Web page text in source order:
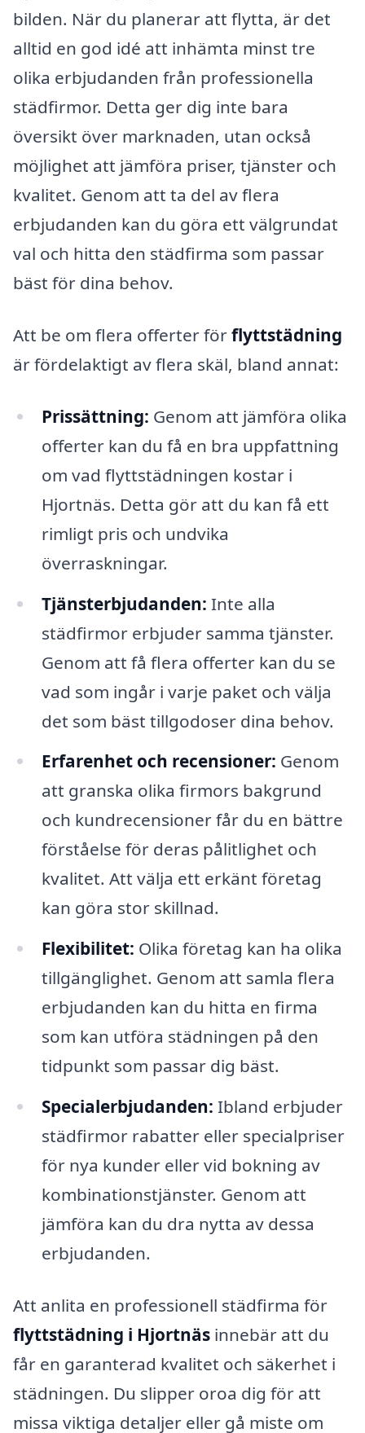
bilden. När du planerar att flytta, är det
alltid en god idé att inhämta minst tre
olika erbjudanden från professionella
städfirmor. Detta ger dig inte bara
översikt över marknaden, utan också
möjlighet att jämföra priser, tjänster och
kvalitet. Genom att ta del av flera
erbjudanden kan du göra ett välgrundat
val och hitta den städfirma som passar
bäst för dina behov.
Att be om flera offerter förflyttstädning
är fördelaktigt av flera skäl, bland annat:
Prissättning: Genom att jämföra olika
offerter kan du få en bra uppfattning
om vad flyttstädningen kostar i
Hjortnäs. Detta gör att du kan få ett
rimligt pris och undvika
överraskningar.
Tjänsterbjudanden: Inte alla
städfirmor erbjuder samma tjänster.
Genom att få flera offerter kan du se
vad som ingår i varje paket och välja
det som bäst tillgodoser dina behov.
Erfarenhet och recensioner: Genom
att granska olika firmors bakgrund
och kundrecensioner får du en bättre
förståelse för deras pålitlighet och
kvalitet. Att välja ett erkänt företag
kan göra stor skillnad.
Flexibilitet: Olika företag kan ha olika
tillgänglighet. Genom att samla flera
erbjudanden kan du hitta en firma
som kan utföra städningen på den
tidpunkt som passar dig bäst.
Specialerbjudanden: Ibland erbjuder
städfirmor rabatter eller specialpriser
för nya kunder eller vid bokning av
kombinationstjänster. Genom att
jämföra kan du dra nytta av dessa
erbjudanden.
Att anlita en professionell städfirma för
flyttstädning i Hjortnäs innebär att du
får en garanterad kvalitet och säkerhet i
städningen. Du slipper oroa dig för att
missa viktiga detaljer eller gå miste om